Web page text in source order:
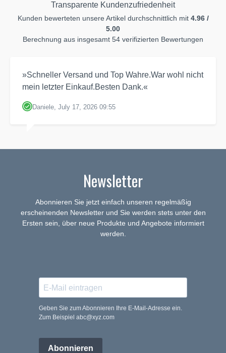
Transparente Kundenzufriedenheit
Kunden bewerteten unsere Artikel durchschnittlich mit 4.96 /
5.00
Berechnung aus insgesamt 54 verifizierten Bewertungen
»Schneller Versand und Top Wahre.War wohl nicht
mein letzter Einkauf.Besten Dank.«
Daniele, July 17, 2026 09:55
Newsletter
Abonnieren Sie jetzt einfach unseren regelmäßig
erscheinenden Newsletter und Sie werden stets unter den
Ersten sein, über neue Produkte und Angebote informiert
werden.
Geben Sie zum Abonnieren Ihre E-Mail-Adresse ein.
Zum Beispiel abc@xyz.com
Abonnieren